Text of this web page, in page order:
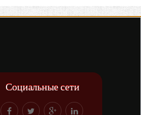
Социальные сети